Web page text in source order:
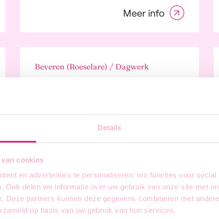
Details
cookies
en advertenties te personaliseren, om functies voor social
Ook delen we informatie over uw gebruik van onze site met
Deze partners kunnen deze gegevens combineren met
op basis van uw gebruik van hun services.
Internet
cultuur,
bos en
en gezondheid
en
en
Meer info
Beveren (Roeselare) / Dagwerk
Beveren (Roeselare) / Dagwerk